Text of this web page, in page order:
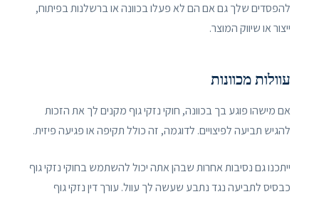
להפסדים שלך גם אם הם לא פעלו בכוונה או ברשלנות בפיתוח,
ייצור או שיווק המוצר.
עוולות מכוונות
אם מישהו פוגע בך בכוונה, חוקי נזקי גוף מקנים לך את הזכות
להגיש תביעה לפיצויים. לדוגמה, זה כולל תקיפה או פגיעה פיזית.
ייתכנו גם נסיבות אחרות שבהן אתה יכול להשתמש בחוקי נזקי גוף
כבסיס לתביעה נגד נתבע שעשה לך עוול. עורך דין נזקי גוף